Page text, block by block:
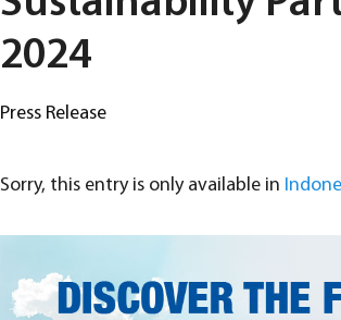
2024
Press Release
Sorry, this entry is only available in